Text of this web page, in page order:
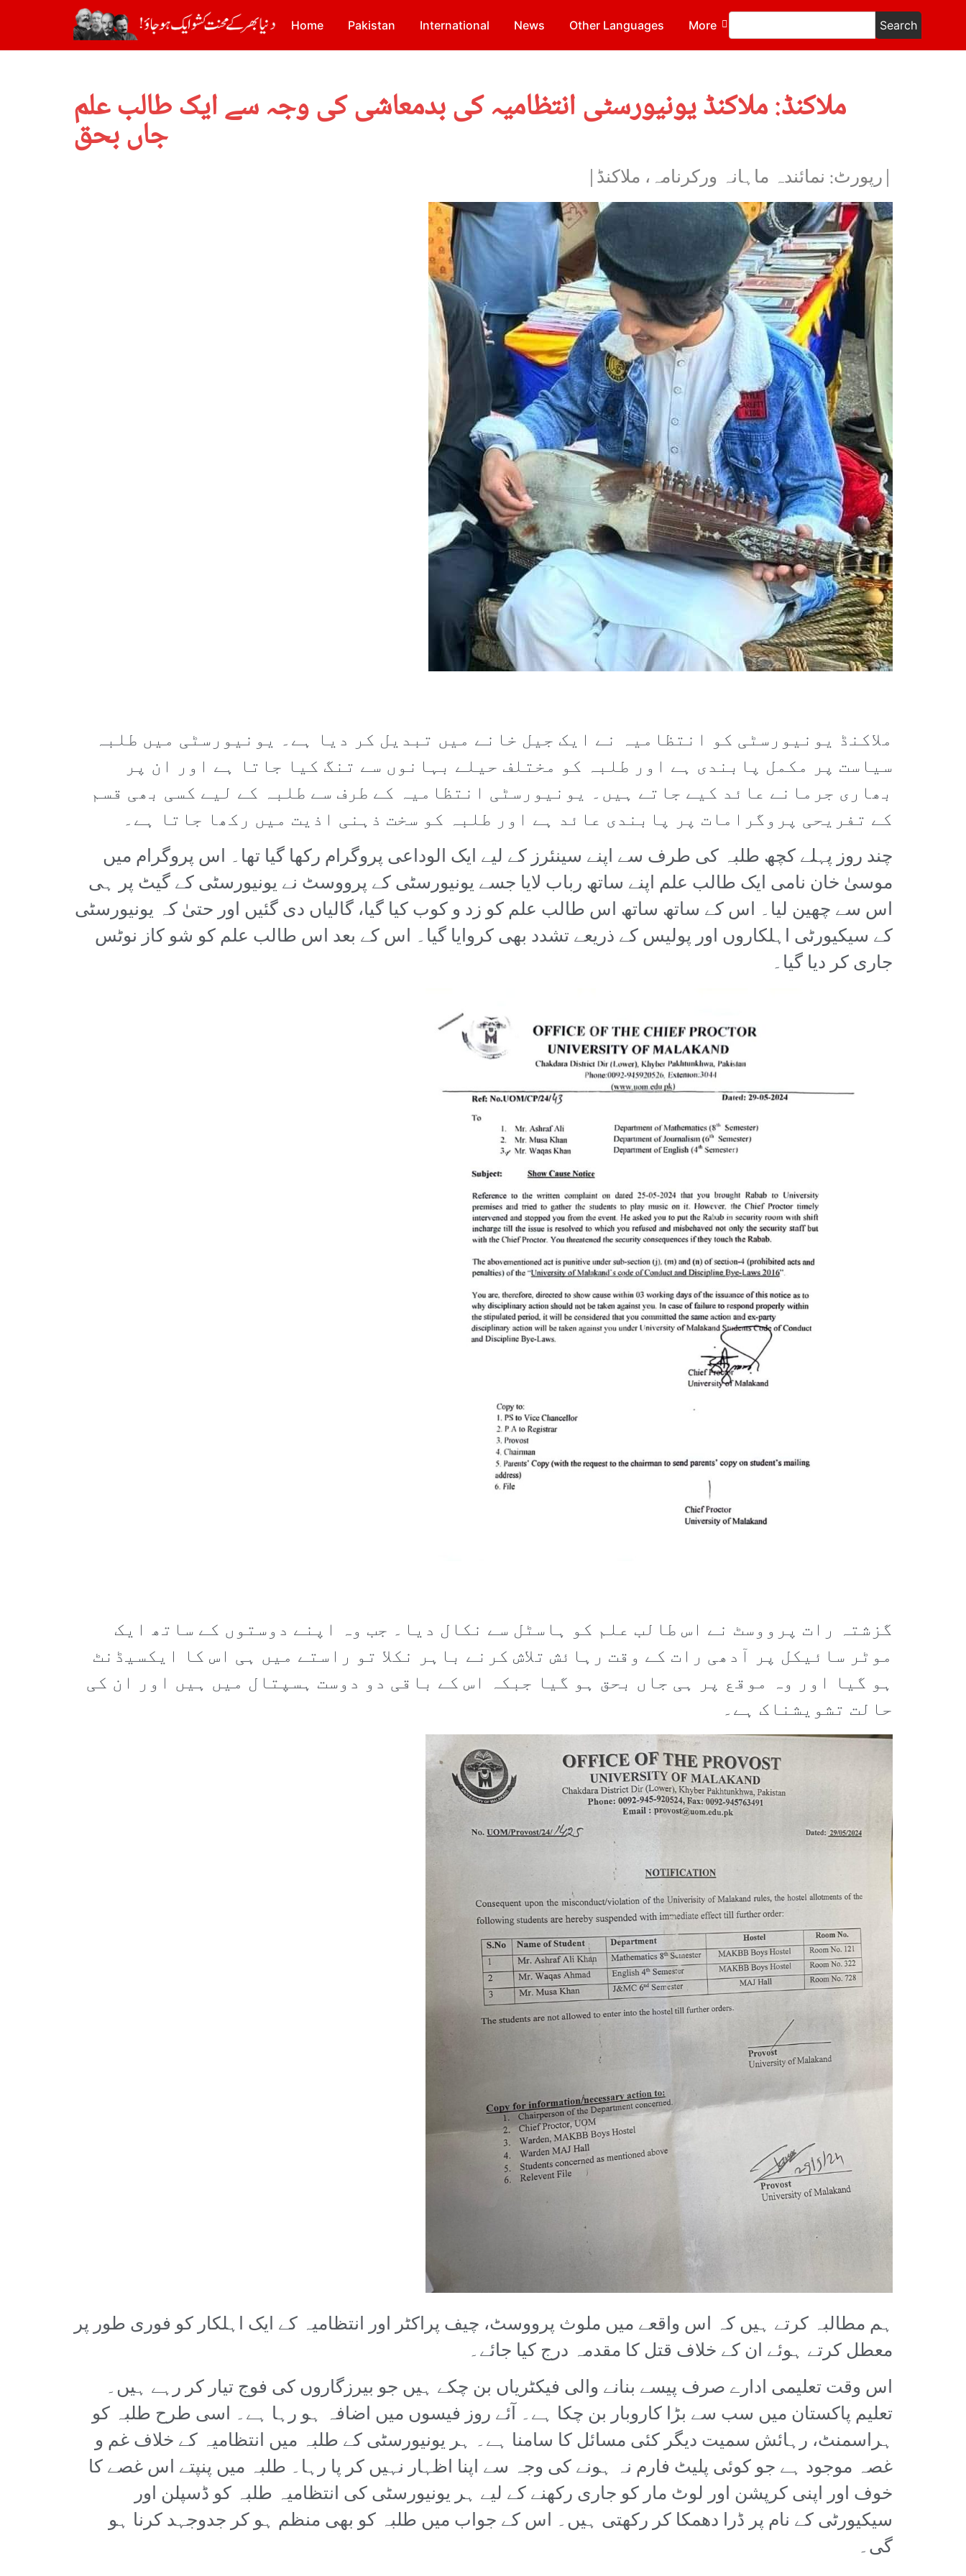
Home Pakistan International News Other Languages More Search
ملاکنڈ: ملاکنڈ یونیورسٹی انتظامیہ کی بدمعاشی کی وجہ سے ایک طالب علم
جاں بحق
|رپورٹ: نمائندہ ماہانہ ورکرنامہ، ملاکنڈ|
ملاکنڈ یونیورسٹی کو انتظامیہ نے ایک جیل خانے میں تبدیل کر دیا ہے۔ یونیورسٹی میں طلبہ
سیاست پر مکمل پابندی ہے اور طلبہ کو مختلف حیلے بہانوں سے تنگ کیا جاتا ہے اور ان پر
بھاری جرمانے عائد کیے جاتے ہیں۔ یونیورسٹی انتظامیہ کے طرف سے طلبہ کے لیے کسی بھی قسم
کے تفریحی پروگرامات پر پابندی عائد ہے اور طلبہ کو سخت ذہنی اذیت میں رکھا جاتا ہے۔
چند روز پہلے کچھ طلبہ کی طرف سے اپنے سینئرز کے لیے ایک الوداعی پروگرام رکھا گیا تھا۔ اس پروگرام میں
موسیٰ خان نامی ایک طالب علم اپنے ساتھ رباب لایا جسے یونیورسٹی کے پرووسٹ نے یونیورسٹی کے گیٹ پر ہی
اس سے چھین لیا۔ اس کے ساتھ ساتھ اس طالب علم کو زد و کوب کیا گیا، گالیاں دی گئیں اور حتیٰ کہ یونیورسٹی
کے سیکیورٹی اہلکاروں اور پولیس کے ذریعے تشدد بھی کروایا گیا۔ اس کے بعد اس طالب علم کو شو کاز نوٹس
جاری کر دیا گیا۔
گزشتہ رات پرووسٹ نے اس طالب علم کو ہاسٹل سے نکال دیا۔ جب وہ اپنے دوستوں کے ساتھ ایک
موٹر سائیکل پر آدھی رات کے وقت رہائش تلاش کرنے باہر نکلا تو راستے میں ہی اس کا ایکسیڈنٹ
ہو گیا اور وہ موقع پر ہی جاں بحق ہو گیا جبکہ اس کے باقی دو دوست ہسپتال میں ہیں اور ان کی
حالت تشویشناک ہے۔
ہم مطالبہ کرتے ہیں کہ اس واقعے میں ملوث پرووسٹ، چیف پراکٹر اور انتظامیہ کے ایک اہلکار کو فوری طور پر
معطل کرتے ہوئے ان کے خلاف قتل کا مقدمہ درج کیا جائے۔
اس وقت تعلیمی ادارے صرف پیسے بنانے والی فیکٹریاں بن چکے ہیں جو بیرزگاروں کی فوج تیار کر رہے ہیں۔
تعلیم پاکستان میں سب سے بڑا کاروبار بن چکا ہے۔ آئے روز فیسوں میں اضافہ ہو رہا ہے۔ اسی طرح طلبہ کو
ہراسمنٹ، رہائش سمیت دیگر کئی مسائل کا سامنا ہے۔ ہر یونیورسٹی کے طلبہ میں انتظامیہ کے خلاف غم و
غصہ موجود ہے جو کوئی پلیٹ فارم نہ ہونے کی وجہ سے اپنا اظہار نہیں کر پا رہا۔ طلبہ میں پنپتے اس غصے کا
خوف اور اپنی کرپشن اور لوٹ مار کو جاری رکھنے کے لیے ہر یونیورسٹی کی انتظامیہ طلبہ کو ڈسپلن اور
سیکیورٹی کے نام پر ڈرا دھمکا کر رکھتی ہیں۔ اس کے جواب میں طلبہ کو بھی منظم ہو کر جدوجہد کرنا ہو
گی۔